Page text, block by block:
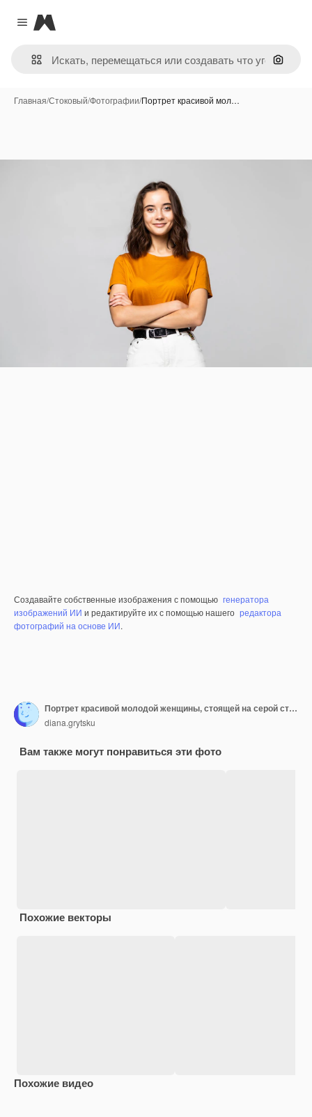
Close menu
Magnific
Поиск
Главная/Стоковый/Фотографии/Портрет красивой мол…
Создавайте собственные изображения с помощью генератора
изображений ИИ и редактируйте их с помощью нашего редактора
фотографий на основе ИИ.
Портрет красивой молодой женщины, стоящей на серой стене
diana.grytsku
Вам также могут понравиться эти фото
Похожие векторы
Похожие видео